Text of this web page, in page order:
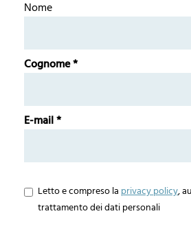
Nome
Cognome
E-mail
Letto e compreso la privacy policy,
trattamento dei dati personali